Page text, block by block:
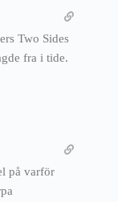
Two Sides
fra i tide.
på varför